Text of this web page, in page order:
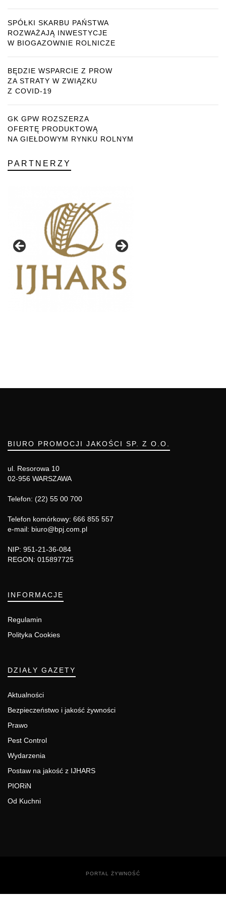
SPÓŁKI SKARBU PAŃSTWA
ROZWAŻAJĄ INWESTYCJE
W BIOGAZOWNIE ROLNICZE
BĘDZIE WSPARCIE Z PROW
ZA STRATY W ZWIĄZKU
Z COVID-19
GK GPW ROZSZERZA
OFERTĘ PRODUKTOWĄ
NA GIEŁDOWYM RYNKU ROLNYM
PARTNERZY
BIURO PROMOCJI JAKOŚCI SP. Z O.O.
ul. Resorowa 10
02-956 WARSZAWA
Telefon: (22) 55 00 700
Telefon komórkowy: 666 855 557
e-mail: biuro@bpj.com.pl
NIP: 951-21-36-084
REGON: 015897725
INFORMACJE
Regulamin
Polityka Cookies
DZIAŁY GAZETY
Aktualności
Bezpieczeństwo i jakość żywności
Prawo
Pest Control
Wydarzenia
Postaw na jakość z IJHARS
PIORiN
Od Kuchni
PORTAL ŻYWNOŚĆ